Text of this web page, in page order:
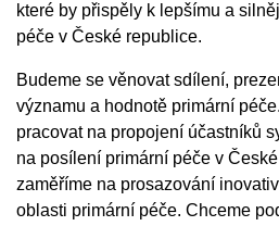
které by přispěly k lepšímu a
péče v České republice.
Budeme se věnovat sdílení,
významu a hodnotě primární
pracovat na propojení účastníků
na posílení primární péče v
zaměříme na prosazování
oblasti primární péče. Chceme